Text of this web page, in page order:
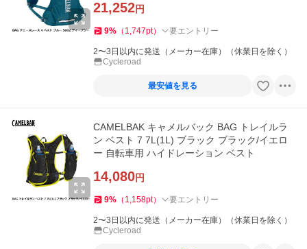
21,252円
9% （ 1,747pt） 要エントリー
2〜3日以内に発送（メーカー在庫）（休業日を除く）
Cycleroad
最安値を見る
CAMELBAK キャメルバック BAG トレイルラ
ン ベスト 7 7L(1L) ブラック ブラック/イエロ
ー 自転車用 ハイドレーション ベスト
14,080円
9% （ 1,158pt） 要エントリー
2〜3日以内に発送（メーカー在庫）（休業日を除く）
Cycleroad